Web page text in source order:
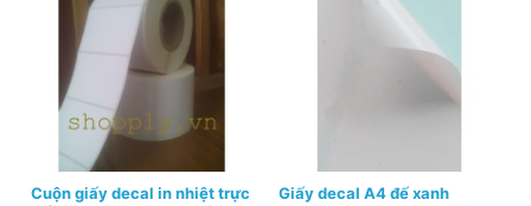
Cuộn giấy decal in nhiệt trực
Giấy decal A4 đế xanh